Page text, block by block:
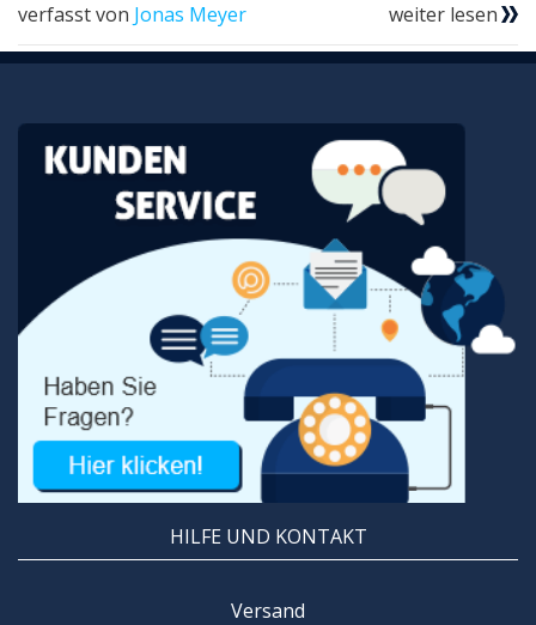
verfasst von Jonas Meyer weiter lesen
HILFE UND KONTAKT
Versand